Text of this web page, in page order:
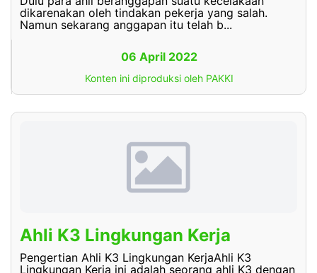
dikarenakan oleh tindakan pekerja yang salah.
Namun sekarang anggapan itu telah b...
06 April 2022
Konten ini diproduksi oleh PAKKI
Ahli K3 Lingkungan Kerja
Pengertian Ahli K3 Lingkungan KerjaAhli K3
Lingkungan Kerja ini adalah seorang ahli K3 dengan